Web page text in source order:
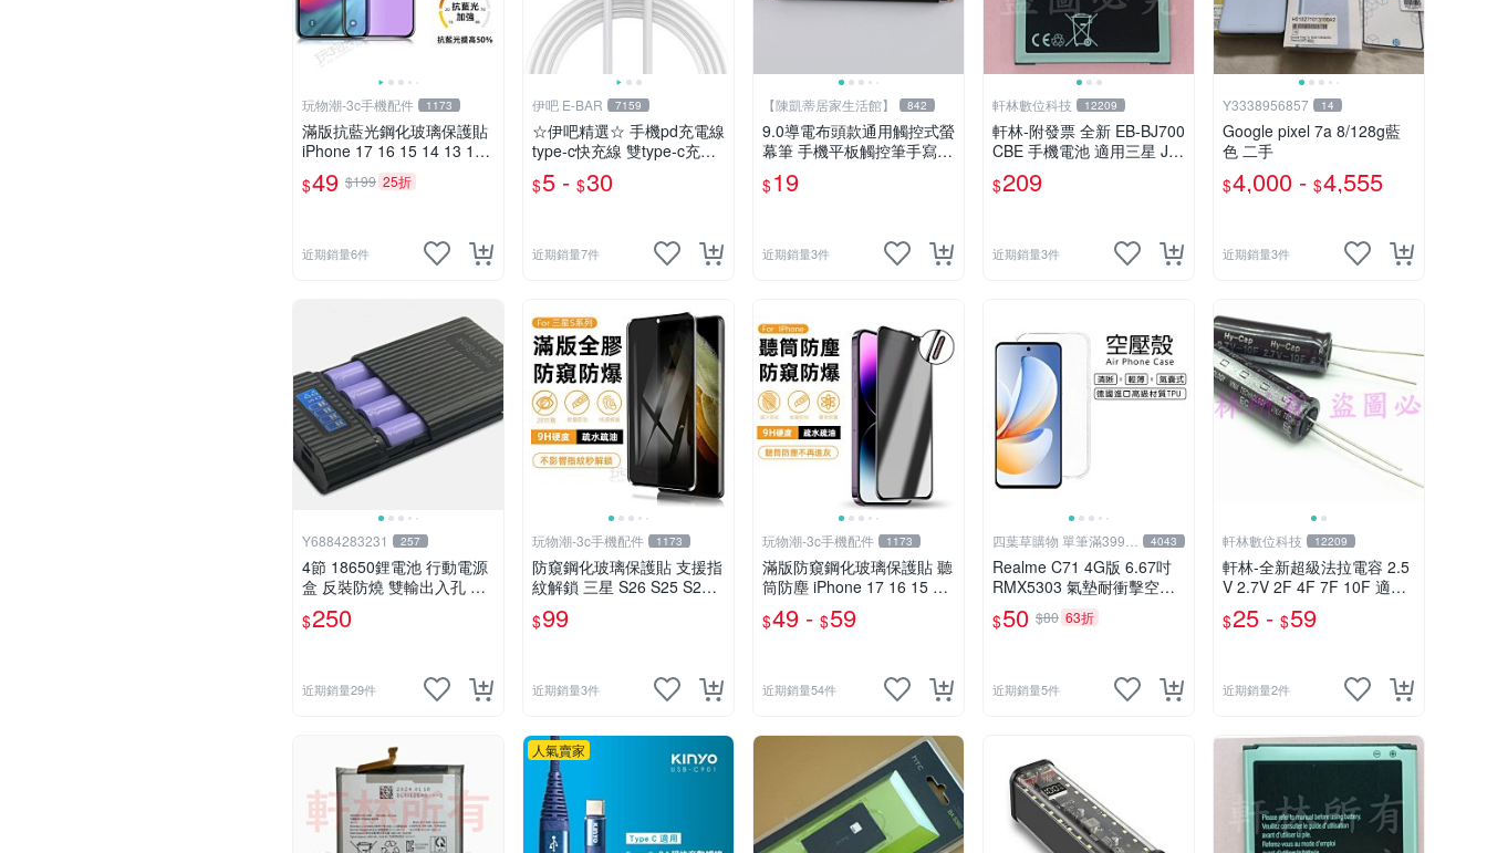
玩物潮-3c手機配件 1173
滿版抗藍光鋼化玻璃保護貼
iPhone 17 16 15 14 13 12
11 Pro Max
$49 $199 25折
近期銷量6件
伊吧 E-BAR 7159
☆伊吧精選☆ 手機pd充電線
type-c快充線 雙type-c充電
線 Type-C To Type-C《A2A
95》
$5 - $30
近期銷量7件
【陳凱蒂居家生活館】 842
9.0導電布頭款通用觸控式螢
幕筆 手機平板觸控筆手寫筆
金屬電容筆
$19
近期銷量3件
軒林數位科技 12209
軒林-附發票 全新 EB-BJ700
CBE 手機電池 適用三星 J7
2015 J700F#SA021A
$209
近期銷量3件
Y3338956857 14
Google pixel 7a 8/128g藍
色 二手
$4,000 - $4,555
近期銷量3件
Y6884283231 257
4節 18650鋰電池 行動電源
盒 反裝防燒 雙輸出入孔 Mic
ro USB & APPLE 或 Type-C
P2
$250
近期銷量29件
玩物潮-3c手機配件 1173
防窺鋼化玻璃保護貼 支援指
紋解鎖 三星 S26 S25 S24 S
23 Plus ultra
$99
近期銷量3件
玩物潮-3c手機配件 1173
滿版防窺鋼化玻璃保護貼 聽
筒防塵 iPhone 17 16 15 14
Pro Max 13 12 11 xr xs 16
e
$49 - $59
近期銷量54件
四葉草購物 單筆滿399免
運
4043
Realme C71 4G版 6.67吋
RMX5303 氣墊耐衝擊空壓
殼 軟套 透明殼 果凍套 手機
殼 保護套
$50 $80 63折
近期銷量5件
軒林數位科技 12209
軒林-全新超級法拉電容 2.5
V 2.7V 2F 4F 7F 10F 適用
行車記錄器 #D365
$25 - $59
近期銷量2件
人氣賣家